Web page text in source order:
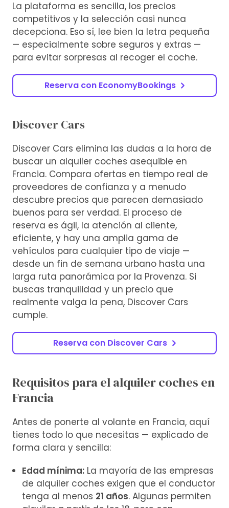
La plataforma es sencilla, los precios
competitivos y la selección casi nunca
decepciona. Eso sí, lee bien la letra pequeña
— especialmente sobre seguros y extras —
para evitar sorpresas al recoger el coche.
Reserva con EconomyBookings
Discover Cars
Discover Cars elimina las dudas a la hora de
buscar un alquiler coches asequible en
Francia. Compara ofertas en tiempo real de
proveedores de confianza y a menudo
descubre precios que parecen demasiado
buenos para ser verdad. El proceso de
reserva es ágil, la atención al cliente,
eficiente, y hay una amplia gama de
vehículos para cualquier tipo de viaje —
desde un fin de semana urbano hasta una
larga ruta panorámica por la Provenza. Si
buscas tranquilidad y un precio que
realmente valga la pena, Discover Cars
cumple.
Reserva con Discover Cars
Requisitos para el alquiler coches en
Francia
Antes de ponerte al volante en Francia, aquí
tienes todo lo que necesitas — explicado de
forma clara y sencilla:
Edad mínima: La mayoría de las empresas
de alquiler coches exigen que el conductor
tenga al menos 21 años. Algunas permiten